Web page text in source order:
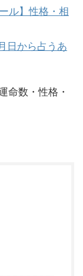
ル】性格・相
日から占うあ
命数・性格・